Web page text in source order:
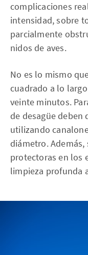
complicaciones
intensidad, sobre
parcialmente
nidos de aves.
No es lo mismo
cuadrado a lo
veinte minutos.
de desagüe deben
utilizando
diámetro.
protectoras en los
limpieza profunda